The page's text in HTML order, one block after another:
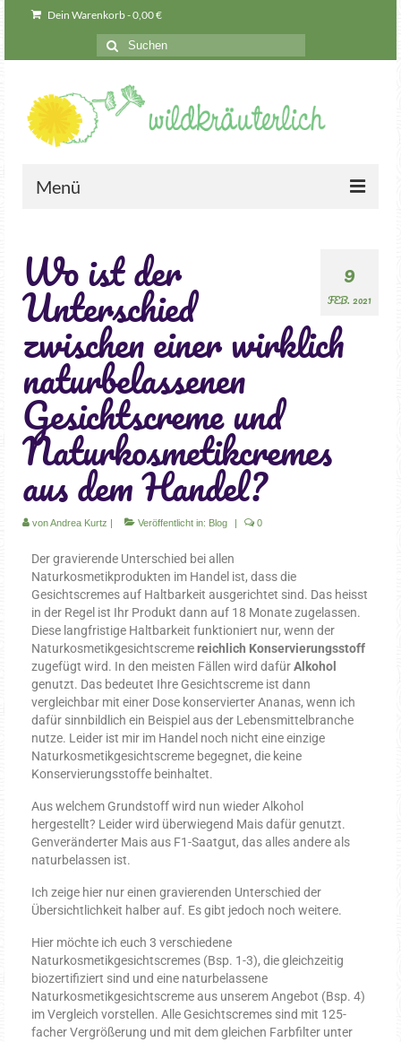
Dein Warenkorb-0,00€
Menü
Seminare
Teamevents & mehr
Geschenkgutscheine
Was können Wildkräuter eigentlich?
Naturkosmetik-Manufaktur
für Körper & Seele
Bücher
Naturparfüm 4 Elemente
Gesichtspflege
Augenpflege
Natürlich frisch – Creme für den Mann
Natürlich leicht – für normale und
Mischhaut
Natürlich sanft – für Couperose und
empfindliche Haut
Natürlich sein – für trockene und reifere
Haut
Natürlich wild – für unreine Haut
Körperpflege
Naturdeodorant
Körperöle
Lippenpflege
Naturhautöle
9
FEB. 2021
Wo ist der
Unterschied
zwischen einer wirklich
naturbelassenen
Gesichtscreme und
Naturkosmetikcremes
aus dem Handel?
vonAndrea Kurtz Veröffentlicht in: Blog 0
Der gravierende Unterschied bei allen
Naturkosmetikprodukten im Handel ist, dass die
Gesichtscremes auf Haltbarkeit ausgerichtet sind. Das heisst
in der Regel ist Ihr Produkt dann auf 18 Monate zugelassen.
Diese langfristige Haltbarkeit funktioniert nur, wenn der
Naturkosmetikgesichtscremereichlich Konservierungsstoff
zugefügt wird. In den meisten Fällen wird dafürAlkohol
genutzt. Das bedeutet Ihre Gesichtscreme ist dann
vergleichbar mit einer Dose konservierter Ananas, wenn ich
dafür sinnbildlich ein Beispiel aus der Lebensmittelbranche
nutze. Leider ist mir im Handel noch nicht eine einzige
Naturkosmetikgesichtscreme begegnet, die keine
Konservierungsstoffe beinhaltet.
Aus welchem Grundstoff wird nun wieder Alkohol
hergestellt? Leider wird überwiegend Mais dafür genutzt.
Genveränderter Mais aus F1-Saatgut, das alles andere als
naturbelassen ist.
Ich zeige hier nur einen gravierenden Unterschied der
Übersichtlichkeit halber auf. Es gibt jedoch noch weitere.
Hier möchte ich euch 3 verschiedene
Naturkosmetikgesichtscremes (Bsp. 1-3), die gleichzeitig
biozertifiziert sind und eine naturbelassene
Naturkosmetikgesichtscreme aus unserem Angebot (Bsp. 4)
im Vergleich vorstellen. Alle Gesichtscremes sind mit 125-
facher Vergrößerung und mit dem gleichen Farbfilter unter